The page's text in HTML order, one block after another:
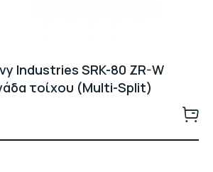
Industries SRK-80 ZR-W
τοίχου (Multi-Split)